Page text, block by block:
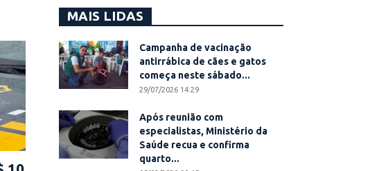
MAIS LIDAS
Campanha de vacinação
antirrábica de cães e gatos
começa neste sábado...
29/07/2026 14:29
Após reunião com
especialistas, Ministério da
Saúde recua e confirma
quarto...